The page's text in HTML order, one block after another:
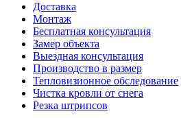
Доставка
Монтаж
Бесплатная консультация
Замер объекта
Выездная консультация
Производство в размер
Тепловизионное обследование
Чистка кровли от снега
Резка штрипсов